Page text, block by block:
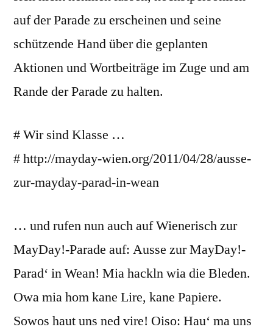
auf der Parade zu erscheinen und seine
schützende Hand über die geplanten
Aktionen und Wortbeiträge im Zuge und am
Rande der Parade zu halten.
# Wir sind Klasse …
# http://mayday-wien.org/2011/04/28/ausse-
zur-mayday-parad-in-wean
… und rufen nun auch auf Wienerisch zur
MayDay!-Parade auf: Ausse zur MayDay!-
Parad‘ in Wean! Mia hackln wia die Bleden.
Owa mia hom kane Lire, kane Papiere.
Sowos haut uns ned vire! Oiso: Hau‘ ma uns